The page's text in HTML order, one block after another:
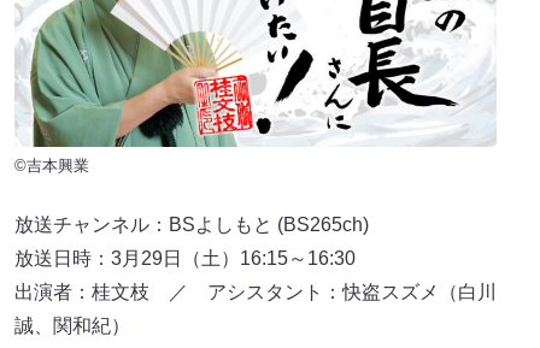
©吉本興業
放送チャンネル：BSよしもと (BS265ch)
放送日時：3月29日（土）16:15～16:30
出演者：桂文枝 ／ アシスタント：快盗スズメ（白川
誠、関和紀）